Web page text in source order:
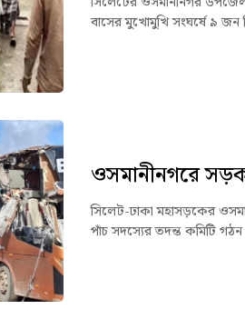
বাসের মুখোমুখি সংঘর্ষে ৯ জন
ওসমানীনগরে
সিলেট-ঢাকা মহাসড়কের
পাঁচ সদস্যের তদন্ত কমিটি